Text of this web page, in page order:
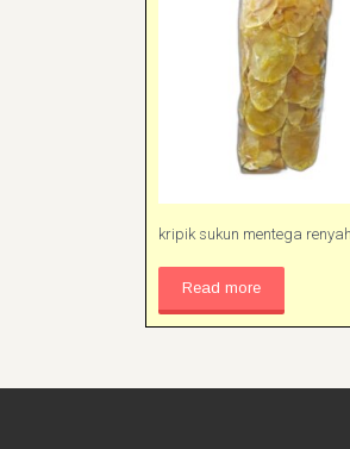
kripik sukun mentega renyah
Read more